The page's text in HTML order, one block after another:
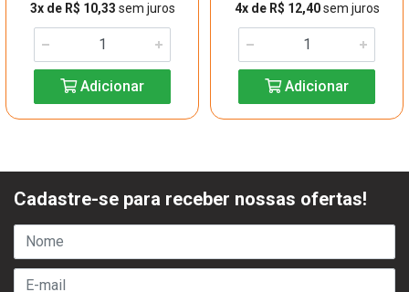
3x de R$ 10,33 sem juros
Adicionar
4x de R$ 12,40sem juros
Adicionar
Cadastre-se para receber nossas ofertas!